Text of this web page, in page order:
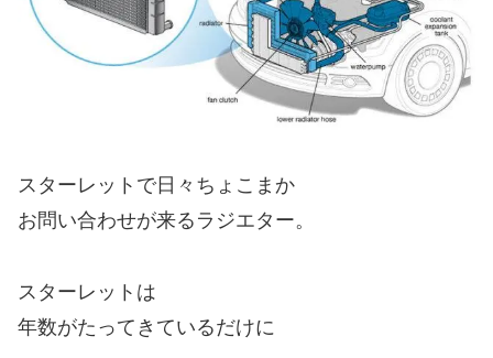
スターレットで日々ちょこまか
お問い合わせが来るラジエター。
スターレットは
年数がたってきているだけに